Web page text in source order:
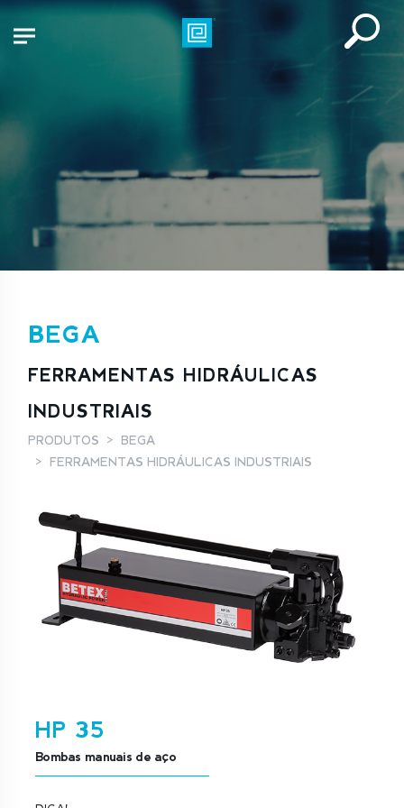
BEGA
FERRAMENTAS HIDRÁULICAS
INDUSTRIAIS
PRODUTOS
BEGA
FERRAMENTAS HIDRÁULICAS INDUSTRIAIS
HP 35
Bombas manuais de aço